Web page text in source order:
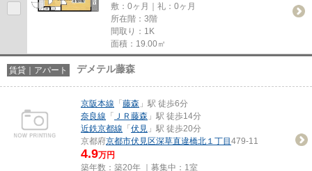
敷：0ヶ月｜礼：0ヶ月
所在階：3階
間取り：1K
面積：19.00㎡
賃貸｜アパート デメテル藤森
京阪本線 「 藤森 」駅 徒歩6分
奈良線 「 ＪＲ藤森 」駅 徒歩14分
近鉄京都線 「 伏見 」駅 徒歩20分
京都府京都市伏見区深草直違橋北１丁目 479-11
4.9万円
築年数：築20年 ｜募集中： 1室